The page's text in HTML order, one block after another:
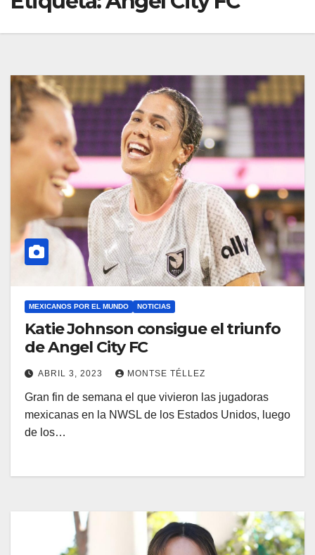
MEXICANOS POR EL MUNDO NOTICIAS
Katie Johnson consigue el triunfo
de Angel City FC
ABRIL 3, 2023 MONTSE TÉLLEZ
Gran fin de semana el que vivieron las jugadoras
mexicanas en la NWSL de los Estados Unidos, luego
de los…